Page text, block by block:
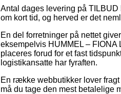
Antal dages levering på
om kort tid, og herved er det
En del forretninger på nettet
eksempelvis HUMMEL –
placeres forud for et fast
logistikansatte har fyraften.
En række webbutikker lover
må du tage den mest betalelige